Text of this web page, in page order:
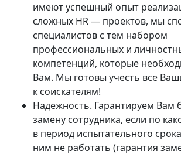
имеют успешный опыт
сложных HR — проектов, мы
специалистов с тем набором
профессиональных и
компетенций, которые
Вам. Мы готовы учесть все
к соискателям!
Надежность. Гарантируем Вам
замену сотрудника, если по
в период испытательного
ним не работать (гарантия